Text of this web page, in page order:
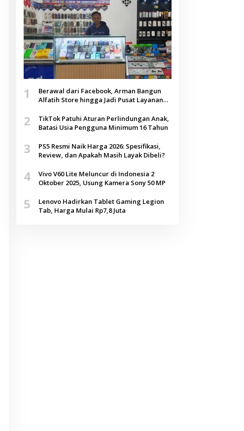
1
Berawal dari Facebook, Arman Bangun
Alfatih Store hingga Jadi Pusat Layanan
2
TikTok Patuhi Aturan Perlindungan Anak,
Batasi Usia Pengguna Minimum 16 Tahun
3
PS5 Resmi Naik Harga 2026: Spesifikasi,
Review, dan Apakah Masih Layak Dibeli?
4
Vivo V60 Lite Meluncur di Indonesia 2
Oktober 2025, Usung Kamera Sony 50 MP
5
Lenovo Hadirkan Tablet Gaming Legion
Tab, Harga Mulai Rp7,8 Juta